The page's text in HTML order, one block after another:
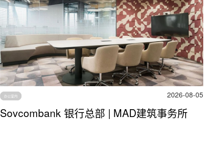
办公室内 2026-08-05
Sovcombank 银行总部 | MAD建筑事务所